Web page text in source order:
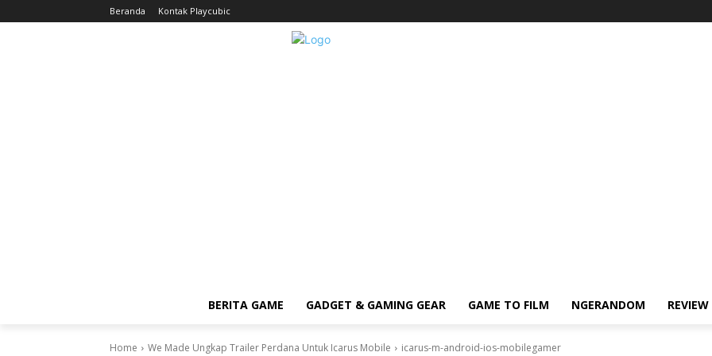
Beranda Kontak Playcubic
BERITA GAME GADGET & GAMING GEAR GAME TO FILM NGERANDOM REVIEW
Home We Made Ungkap Trailer Perdana Untuk Icarus Mobile icarus-m-android-ios-mobilegamer